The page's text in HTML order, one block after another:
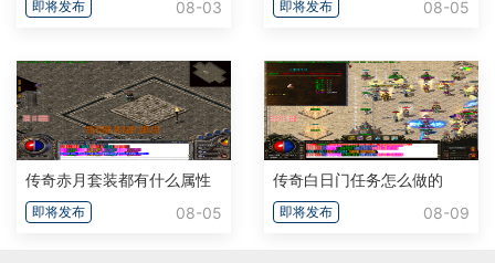
即将发布 08-03 即将发布 08-05
传奇赤月套装都有什么属性
即将发布 08-05
传奇白日门任务怎么做的
即将发布 08-09